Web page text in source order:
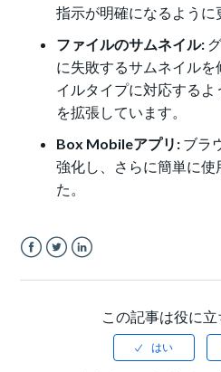
指示が明確になるように
ファイルのサムネイル:
に失敗するサムネイル
イルタイプに対応するよ
を拡張しています。
Box Mobileアプリ: ブラ
強化し、さらに簡単に
た。
この記事は役に立